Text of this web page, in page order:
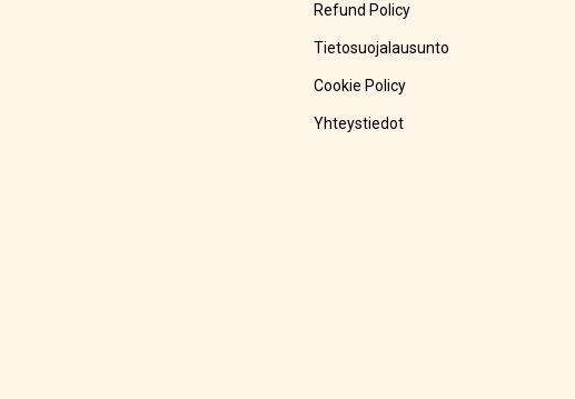
Refund Policy
Tietosuojalausunto
Cookie Policy
Yhteystiedot